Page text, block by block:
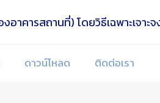
ดาวน์โหลด ติดต่อเรา